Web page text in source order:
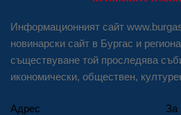
Информационният сайт
новинарски сайт в Бургас и
съществуване той проследява
икономически, обществен,
Адрес
За